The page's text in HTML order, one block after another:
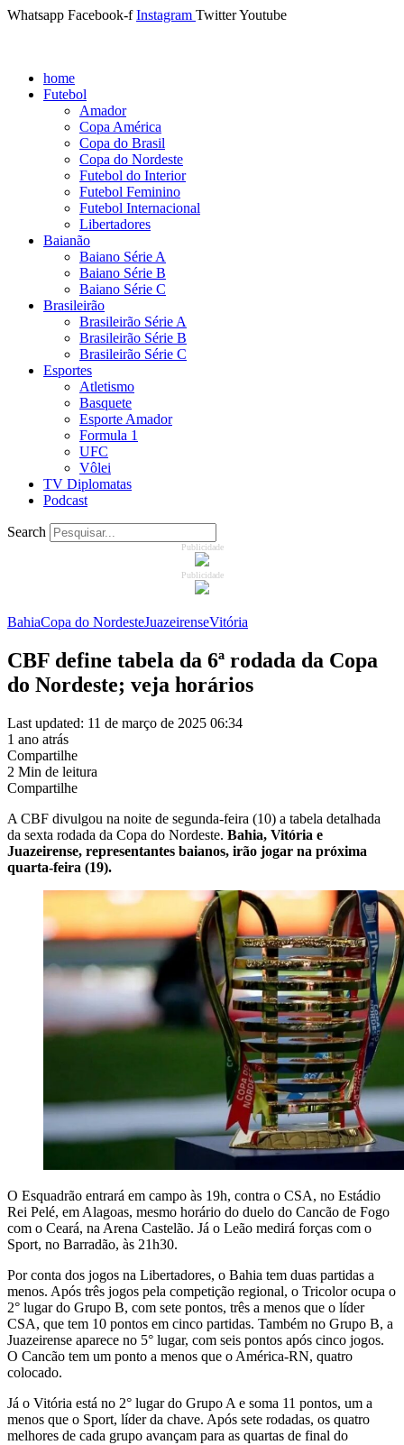
Whatsapp Facebook-f Instagram TwitterYoutube
home
Futebol
Amador
Copa América
Copa do Brasil
Copa do Nordeste
Futebol do Interior
Futebol Feminino
Futebol Internacional
Libertadores
Baianão
Baiano Série A
Baiano Série B
Baiano Série C
Brasileirão
Brasileirão Série A
Brasileirão Série B
Brasileirão Série C
Esportes
Atletismo
Basquete
Esporte Amador
Formula 1
UFC
Vôlei
TV Diplomatas
Podcast
Search
Publicidade
Publicidade
BahiaCopa do NordesteJuazeirenseVitória
CBF define tabela da 6ª rodada da Copa
do Nordeste; veja horários
Last updated: 11 de março de 2025 06:34
1 ano atrás
Compartilhe
2 Min de leitura
Compartilhe
A CBF divulgou na noite de segunda-feira (10) a tabela detalhada
da sexta rodada da Copa do Nordeste. Bahia, Vitória e
Juazeirense, representantes baianos, irão jogar na próxima
quarta-feira (19).
O Esquadrão entrará em campo às 19h, contra o CSA, no Estádio
Rei Pelé, em Alagoas, mesmo horário do duelo do Cancão de Fogo
com o Ceará, na Arena Castelão. Já o Leão medirá forças com o
Sport, no Barradão, às 21h30.
Por conta dos jogos na Libertadores, o Bahia tem duas partidas a
menos. Após três jogos pela competição regional, o Tricolor ocupa o
2° lugar do Grupo B, com sete pontos, três a menos que o líder
CSA, que tem 10 pontos em cinco partidas. Também no Grupo B, a
Juazeirense aparece no 5° lugar, com seis pontos após cinco jogos.
O Cancão tem um ponto a menos que o América-RN, quatro
colocado.
Já o Vitória está no 2° lugar do Grupo A e soma 11 pontos, um a
menos que o Sport, líder da chave. Após sete rodadas, os quatro
melhores de cada grupo avançam para as quartas de final do